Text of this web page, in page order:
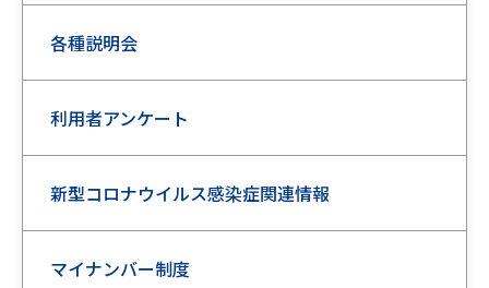
各種説明会
利用者アンケート
新型コロナウイルス感染症関連情報
マイナンバー制度